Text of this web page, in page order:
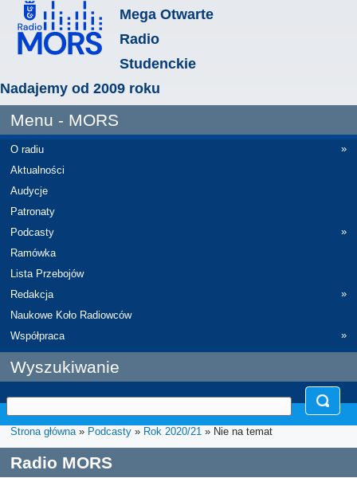
Mega Otwarte
Radio
Studenckie
Nadajemy od 2009 roku
Menu - MORS
O radiu
»
Aktualności
Audycje
Patronaty
Podcasty
»
Ramówka
Lista Przebojów
Redakcja
»
Naukowe Koło Radiowców
Współpraca
»
Wyszukiwanie
Strona główna» Podcasty » Rok 2020/21 » Nie na temat
Radio MORS